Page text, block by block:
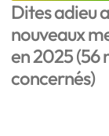
Dites adieu
nouveaux
en 2025 (56
concernés)